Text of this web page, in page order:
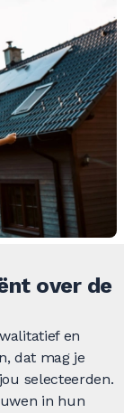
over de
en
dat mag je
selecteerden.
in hun